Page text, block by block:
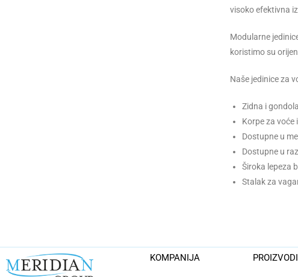
visoko efektivna
Modularne
koristimo su
Naše jedinice za
Zidna i
Korpe za voće
Dostupne u
Dostupne u
Široka lepeza
Stalak za
KOMPANIJA PROIZVODI